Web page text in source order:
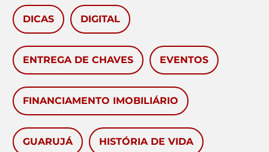
DICAS DIGITAL
ENTREGA DE CHAVES EVENTOS
FINANCIAMENTO IMOBILIÁRIO
GUARUJÁ HISTÓRIA DE VIDA